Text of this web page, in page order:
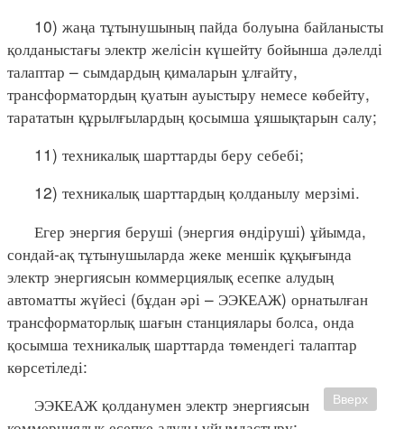
10) жаңа тұтынушының пайда болуына байланысты
қолданыстағы электр желісін күшейту бойынша дәлелді
талаптар – сымдардың қималарын ұлғайту,
трансформатордың қуатын ауыстыру немесе көбейту,
тарататын құрылғылардың қосымша ұяшықтарын салу;
11) техникалық шарттарды беру себебі;
12) техникалық шарттардың қолданылу мерзімі.
Егер энергия беруші (энергия өндіруші) ұйымда,
сондай-ақ тұтынушыларда жеке меншік құқығында
электр энергиясын коммерциялық есепке алудың
автоматты жүйесі (бұдан әрі – ЭЭКЕАЖ) орнатылған
трансформаторлық шағын станциялары болса, онда
қосымша техникалық шарттарда төмендегі талаптар
көрсетіледі:
ЭЭКЕАЖ қолданумен электр энергиясын
Вверх